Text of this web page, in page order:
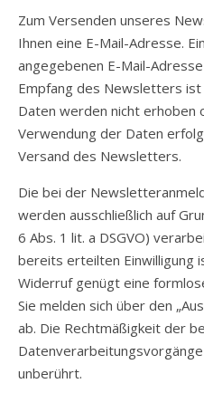
Zum Versenden unseres
Ihnen eine E-Mail-Adresse.
angegebenen E-Mail-
Empfang des Newsletters ist
Daten werden nicht erhoben
Verwendung der Daten
Versand des Newsletters.
Die bei der
werden ausschließlich auf
6 Abs. 1 lit. a DSGVO)
bereits erteilten Einwilligung
Widerruf genügt eine
Sie melden sich über den
ab. Die Rechtmäßigkeit der
unberührt.